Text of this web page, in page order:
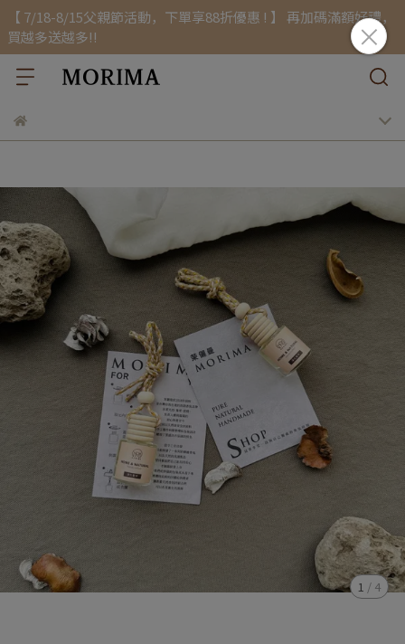
【 7/18-8/15父親節活動，下單享88折優惠 ! 】 再加碼滿額好禮，
買越多送越多!!
1 / 4